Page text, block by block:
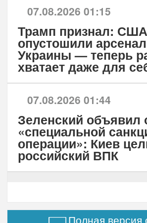
07.08.2026 01:15
Трамп признал: США
опустошили
Украины — теперь
хватает даже для
07.08.2026 01:44
Зеленский объявил
«специальной
операции»: Киев
российский ВПК
Полная версия